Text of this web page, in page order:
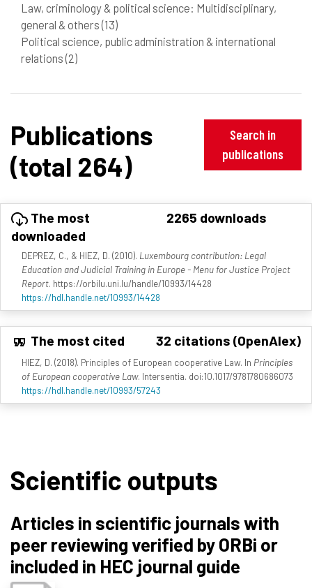
Law, criminology & political science: Multidisciplinary,
general & others(13)
Political science, public administration & international
relations(2)
Publications
(total 264)
Search in
publications
The most
downloaded
2265 downloads
DEPREZ, C., & HIEZ, D. (2010). Luxembourg contribution: Legal
Education and Judicial Training in Europe - Menu for Justice Project
Report. https://orbilu.uni.lu/handle/10993/14428
https://hdl.handle.net/10993/14428
The most cited 32 citations (OpenAlex)
HIEZ, D. (2018). Principles of European cooperative Law. In Principles
of European cooperative Law. Intersentia. doi:10.1017/9781780686073
https://hdl.handle.net/10993/57243
Scientific outputs
Articles in scientific journals with
peer reviewing verified by ORBi or
included in HEC journal guide